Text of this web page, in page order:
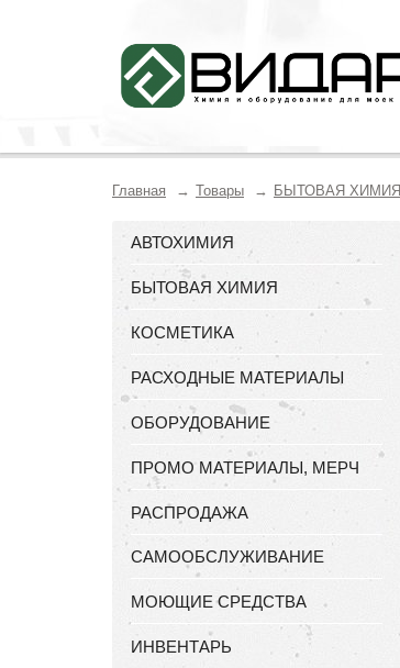
Главная Товары БЫТОВАЯ ХИМИЯ
АВТОХИМИЯ
БЫТОВАЯ ХИМИЯ
КОСМЕТИКА
РАСХОДНЫЕ МАТЕРИАЛЫ
ОБОРУДОВАНИЕ
ПРОМО МАТЕРИАЛЫ, МЕРЧ
РАСПРОДАЖА
САМООБСЛУЖИВАНИЕ
МОЮЩИЕ СРЕДСТВА
ИНВЕНТАРЬ